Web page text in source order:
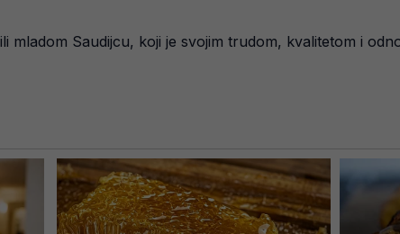
Saudijcu, koji je svojim trudom, kvalitetom i